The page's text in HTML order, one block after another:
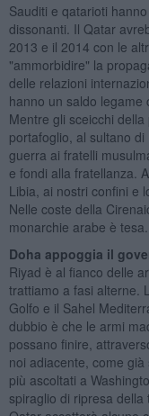
Sauditi e qatarioti
dissonanti. Il Qatar
2013 e il 2014 con le
"ammorbidire" la
delle relazioni
hanno un saldo legame
Mentre gli sceicchi
portafoglio, al sultano
guerra ai fratelli
e fondi alla fratellanza.
Libia, ai nostri confini e
Nelle coste della
monarchie arabe è tesa.
Doha appoggia il
Riyad è al fianco delle
trattiamo a fasi alterne.
Golfo e il Sahel
dubbio è che le armi
possano finire,
noi adiacente, come
più ascoltati a
spiraglio di ripresa